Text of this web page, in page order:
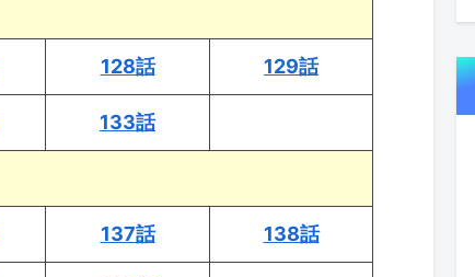
128話 129話
133話
137話 138話